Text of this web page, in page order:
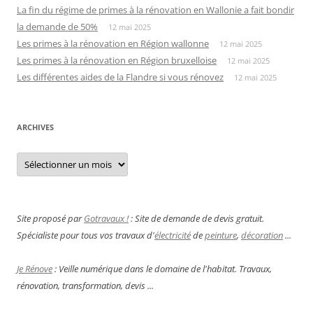
La fin du régime de primes à la rénovation en Wallonie a fait bondir
la demande de 50%
12 mai 2025
Les primes à la rénovation en Région wallonne 12 mai 2025
Les primes à la rénovation en Région bruxelloise 12 mai 2025
Les différentes aides de la Flandre si vous rénovez 12 mai 2025
ARCHIVES
Archives
Site proposé parGotravaux !: Site de demande de devis gratuit.
Spécialiste pour tous vos travaux d'électricitédepeinture, décoration...
Je Rénove: Veille numérique dans le domaine de l'habitat. Travaux,
rénovation, transformation, devis ...